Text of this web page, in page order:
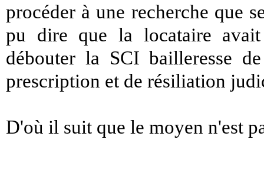
procéder à une recherche que
pu dire que la locataire
débouter la SCI bailleresse
prescription et de résiliation
D'où il suit que le moyen n'est